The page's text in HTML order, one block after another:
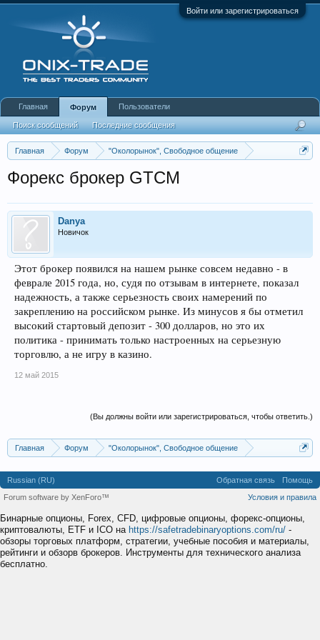
Войти или зарегистрироваться
Главная Форум
"Околорынок", Свободное общение
Форекс брокер GTCM
Danya
Новичок
Этот брокер появился на нашем рынке совсем недавно - в
феврале 2015 года, но, судя по отзывам в интернете, показал
надежность, а также серьезность своих намерений по
закреплению на российском рынке. Из минусов я бы отметил
высокий стартовый депозит - 300 долларов, но это их
политика - принимать только настроенных на серьезную
торговлю, а не игру в казино.
12 май 2015
(Вы должны войти или зарегистрироваться, чтобы ответить.)
Главная Форум
"Околорынок", Свободное общение
Главная Форум
Поиск сообщений Последние сообщения
Пользователи
Russian (RU) Обратная связь
Помощь
Условия и правила
Forum software by XenForo™
Бинарные опционы, Forex, CFD, цифровые опционы, форекс-опционы,
криптовалюты, ETF и ICO на https://safetradebinaryoptions.com/ru/ -
обзоры торговых платформ, стратегии, учебные пособия и материалы,
рейтинги и обзорв брокеров. Инструменты для технического анализа
бесплатно.